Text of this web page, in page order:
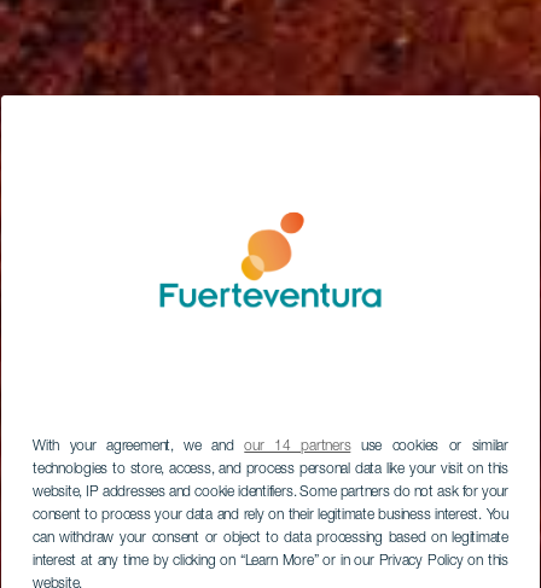
With your agreement, we andour 14 partnersuse cookies or similar
technologies to store, access, and process personal data like your visit on this
website, IP addresses and cookie identifiers. Some partners do not ask for your
consent to process your data and rely on their legitimate business interest. You
can withdraw your consent or object to data processing based on legitimate
interest at any time by clicking on “Learn More” or in our Privacy Policy on this
website.